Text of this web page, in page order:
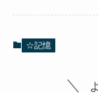
☆記憶